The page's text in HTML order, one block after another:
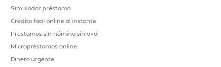
Simulador préstamo
Crédito fácil online al instante
Préstamos sin nómina sin aval
Micropréstamos online
Dinero urgente